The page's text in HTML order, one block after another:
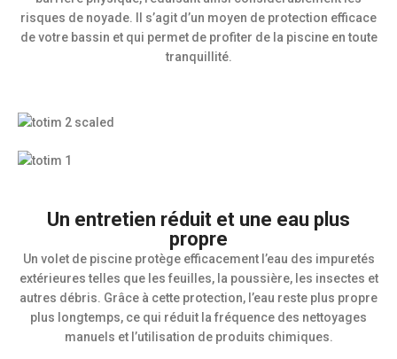
risques de noyade. Il s’agit d’un moyen de protection efficace
de votre bassin et qui permet de profiter de la piscine en toute
tranquillité.
Un entretien réduit et une eau plus
propre
Un volet de piscine protège efficacement l’eau des impuretés
extérieures telles que les feuilles, la poussière, les insectes et
autres débris. Grâce à cette protection, l’eau reste plus propre
plus longtemps, ce qui réduit la fréquence des nettoyages
manuels et l’utilisation de produits chimiques.